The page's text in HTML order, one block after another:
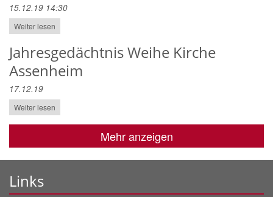
15.12.19 14:30
Weiter lesen
Jahresgedächtnis Weihe Kirche
Assenheim
17.12.19
Weiter lesen
Mehr anzeigen
Links